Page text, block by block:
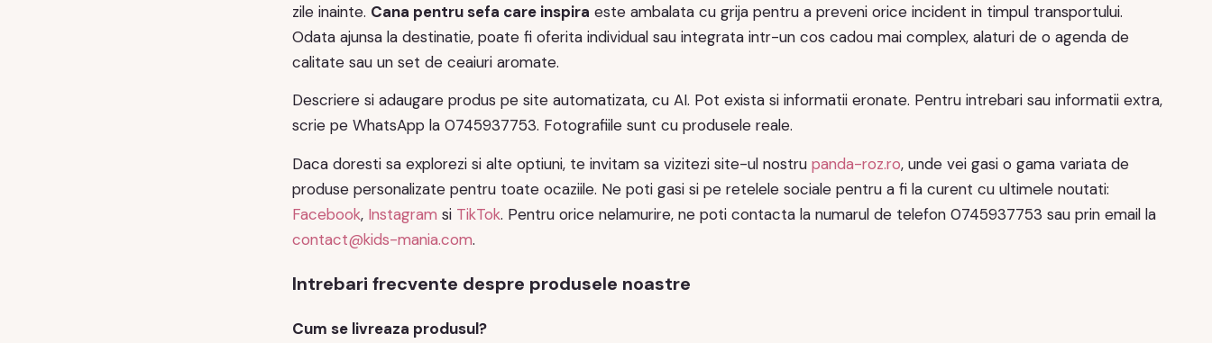
zile inainte. Cana pentru sefa care inspira este ambalata cu grija pentru a preveni orice incident in timpul transportului.
Odata ajunsa la destinatie, poate fi oferita individual sau integrata intr-un cos cadou mai complex, alaturi de o agenda de
calitate sau un set de ceaiuri aromate.
Descriere si adaugare produs pe site automatizata, cu AI. Pot exista si informatii eronate. Pentru intrebari sau informatii extra,
scrie pe WhatsApp la 0745937753. Fotografiile sunt cu produsele reale.
Daca doresti sa explorezi si alte optiuni, te invitam sa vizitezi site-ul nostru panda-roz.ro, unde vei gasi o gama variata de
produse personalizate pentru toate ocaziile. Ne poti gasi si pe retelele sociale pentru a fi la curent cu ultimele noutati:
Facebook, Instagram si TikTok. Pentru orice nelamurire, ne poti contacta la numarul de telefon 0745937753 sau prin email la
contact@kids-mania.com.
Intrebari frecvente despre produsele noastre
Cum se livreaza produsul?